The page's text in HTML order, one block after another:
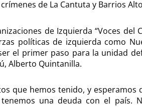
de La Cantuta y Barrios
de Izquierda “Voces del
políticas de izquierda como
el primer paso para la unidad
Alberto Quintanilla.
que hemos tenido, y esperamos
una deuda con el país.